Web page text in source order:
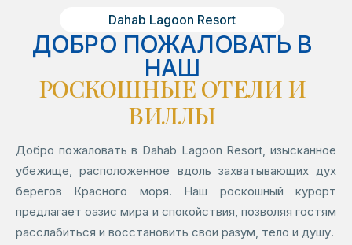
Dahab Lagoon Resort
ДОБРО ПОЖАЛОВАТЬ В
НАШ
РОСКОШНЫЕ ОТЕЛИ И
ВИЛЛЫ
Добро пожаловать в Dahab Lagoon Resort, изысканное
убежище, расположенное вдоль захватывающих дух
берегов Красного моря. Наш роскошный курорт
предлагает оазис мира и спокойствия, позволяя гостям
расслабиться и восстановить свои разум, тело и душу.